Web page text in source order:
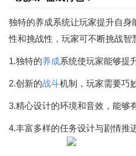
独特的养成系统让玩家提升自
性和挑战性，玩家可不断挑战智
1.独特的养成系统使玩家能够提
2.创新的战斗机制，玩家需要巧
3.精心设计的环境和音效，能够
4.丰富多样的任务设计与剧情推